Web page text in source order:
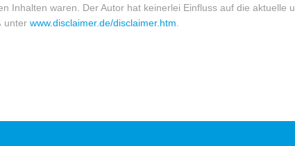
waren. Der Autor hat keinerlei Einfluss auf die aktuelle
unter www.disclaimer.de/disclaimer.htm